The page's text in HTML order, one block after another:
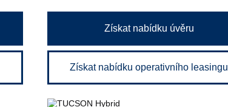
Získat nabídku úvěru
Získat nabídku operativního leasingu